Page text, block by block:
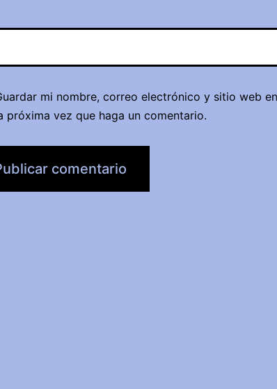
mi nombre, correo electrónico y sitio web
próxima vez que haga un comentario.